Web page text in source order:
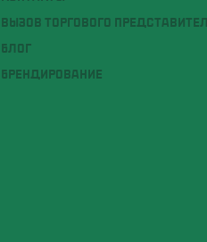
ВЫЗОВ ТОРГОВОГО
БЛОГ
БРЕНДИРОВАНИЕ